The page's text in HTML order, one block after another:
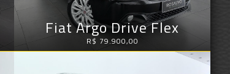
Fiat Argo Drive Flex
R$ 79.900,00